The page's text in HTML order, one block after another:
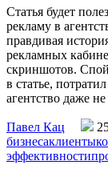
Статья будет
рекламу в
правдивая
рекламных
скриншотов.
в статье,
агентство даже
Павел Кац
бизнесаклиенты
эффективности